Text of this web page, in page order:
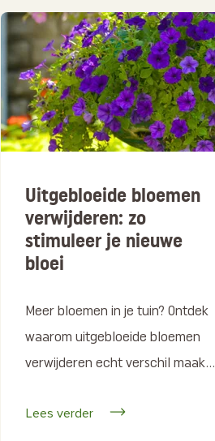
Uitgebloeide bloemen
verwijderen: zo
stimuleer je nieuwe
bloei
Meer bloemen in je tuin? Ontdek
waarom uitgebloeide bloemen
verwijderen echt verschil maak...
Lees verder